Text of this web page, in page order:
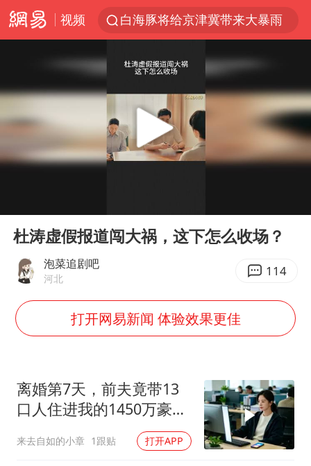
视频
白海豚将给京津冀带来大暴雨
女子发现前夫婚内与第三者育子
王艺迪无缘横滨赛决赛
2025年小学教师减少13.19万
笔试第一被劝弃考涉事副校长被撤职
构建更高水平的全民健身公共服务体系
灌溉水坝被隔成鱼塘 村民投诉20余年
萌娃帮爷爷脱玉米 卖力干活超可爱
奋力开创中国式现代化建设新局面
Play
杜涛虚假报道闯大祸，这下怎么收场？
泡菜追剧吧
河北 114
打开网易新闻 体验效果更佳
离婚第7天，前夫竟带13
口人住进我的1450万豪
来去自如的小章 1跟贴 打开APP